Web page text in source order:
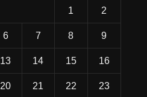
1 2
6 7 8 9
13 14 15 16
20 21 22 23